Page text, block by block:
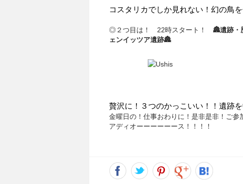
コスタリカでしか見れない！幻の鳥
◎２つ目は！ 22時スタート！ 🏯遺跡・
ェンイッツア遺跡🏯
贅沢に！３つのかっこいい！！遺跡
金曜日の！仕事おわりに！是非是非！ご参
アディオーーーーーース！！！！